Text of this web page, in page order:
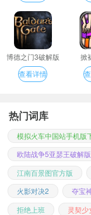
博德之门3破解版
查看详情
掀
热门词库
模拟火车中国站手机版
欧陆战争5亚瑟王破解
江南百景图官方版
火影对决2
夺宝
拒绝上班
灵契少